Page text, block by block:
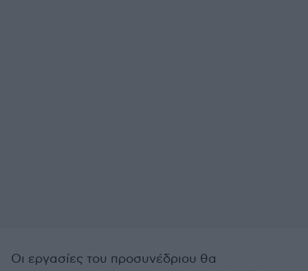
Οι εργασίες του προσυνέδριου θα